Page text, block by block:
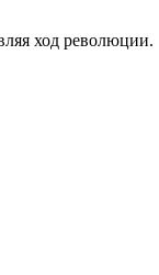
ход революции.